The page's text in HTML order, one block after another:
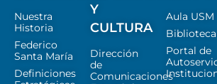
Nuestra
Historia
Federico
Santa María
Definiciones
Y
CULTURA
Dirección
de
Comunicaciones
Aula USM
Biblioteca
Portal de